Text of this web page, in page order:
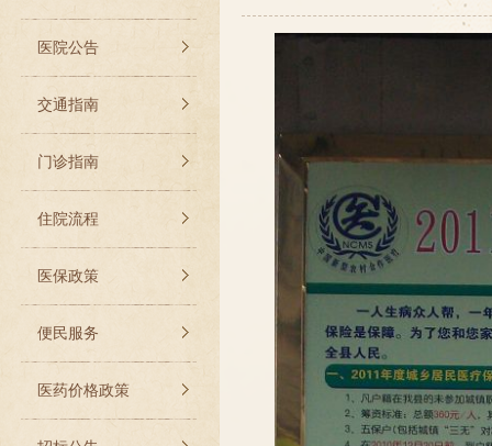
医院公告
交通指南
门诊指南
住院流程
医保政策
便民服务
医药价格政策